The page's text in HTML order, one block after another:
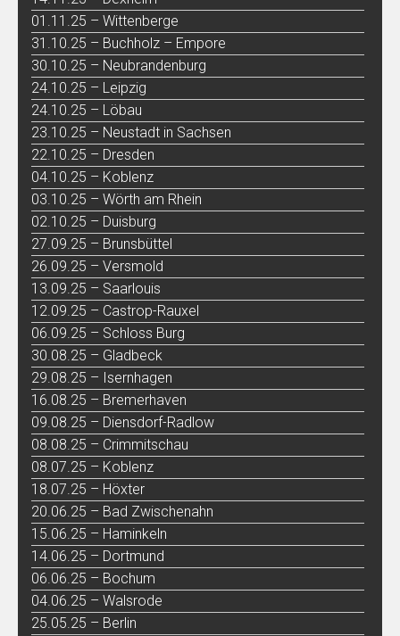
01.11.25 – Wittenberge
31.10.25 – Buchholz – Empore
30.10.25 – Neubrandenburg
24.10.25 – Leipzig
24.10.25 – Löbau
23.10.25 – Neustadt in Sachsen
22.10.25 – Dresden
04.10.25 – Koblenz
03.10.25 – Wörth am Rhein
02.10.25 – Duisburg
27.09.25 – Brunsbüttel
26.09.25 – Versmold
13.09.25 – Saarlouis
12.09.25 – Castrop-Rauxel
06.09.25 – Schloss Burg
30.08.25 – Gladbeck
29.08.25 – Isernhagen
16.08.25 – Bremerhaven
09.08.25 – Diensdorf-Radlow
08.08.25 – Crimmitschau
08.07.25 – Koblenz
18.07.25 – Höxter
20.06.25 – Bad Zwischenahn
15.06.25 – Haminkeln
14.06.25 – Dortmund
06.06.25 – Bochum
04.06.25 – Walsrode
25.05.25 – Berlin